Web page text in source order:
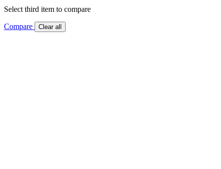
Select third item to compare
Compare Clear all